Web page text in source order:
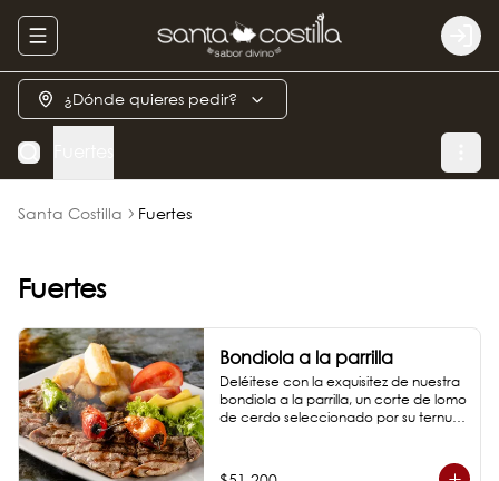
Abrir menu de navegación Login
¿Dónde quieres pedir?
Santa Costilla Fuertes
Fuertes
Bondiola a la parrilla
Deléitese con la exquisitez de nuestra
bondiola a la parrilla, un corte de lomo
de cerdo seleccionado por su ternura
*Fotos de referencia